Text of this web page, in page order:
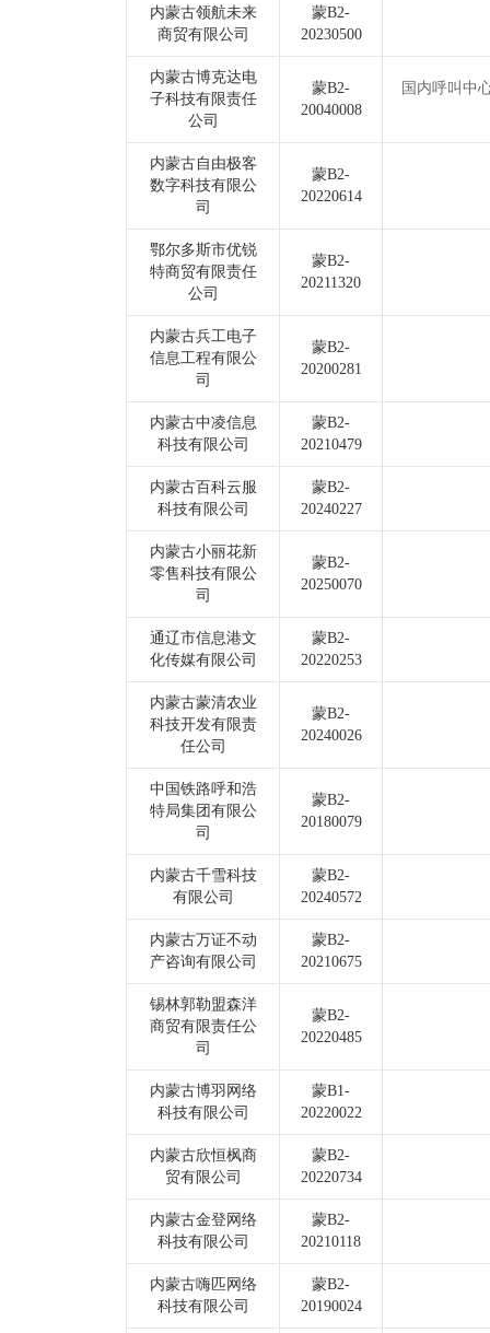
内蒙古领航未来
商贸有限公司
蒙B2-
20230500
内蒙古博克达电
子科技有限责任
公司
蒙B2-
20040008
国内呼叫中
内蒙古自由极客
数字科技有限公
司
蒙B2-
20220614
鄂尔多斯市优锐
特商贸有限责任
公司
蒙B2-
20211320
内蒙古兵工电子
信息工程有限公
司
蒙B2-
20200281
内蒙古中凌信息
科技有限公司
蒙B2-
20210479
内蒙古百科云服
科技有限公司
蒙B2-
20240227
内蒙古小丽花新
零售科技有限公
司
蒙B2-
20250070
通辽市信息港文
化传媒有限公司
蒙B2-
20220253
内蒙古蒙清农业
科技开发有限责
任公司
蒙B2-
20240026
中国铁路呼和浩
特局集团有限公
司
蒙B2-
20180079
内蒙古千雪科技
有限公司
蒙B2-
20240572
内蒙古万证不动
产咨询有限公司
蒙B2-
20210675
锡林郭勒盟森洋
商贸有限责任公
司
蒙B2-
20220485
内蒙古博羽网络
科技有限公司
蒙B1-
20220022
内蒙古欣恒枫商
贸有限公司
蒙B2-
20220734
内蒙古金登网络
科技有限公司
蒙B2-
20210118
内蒙古嗨匹网络
科技有限公司
蒙B2-
20190024